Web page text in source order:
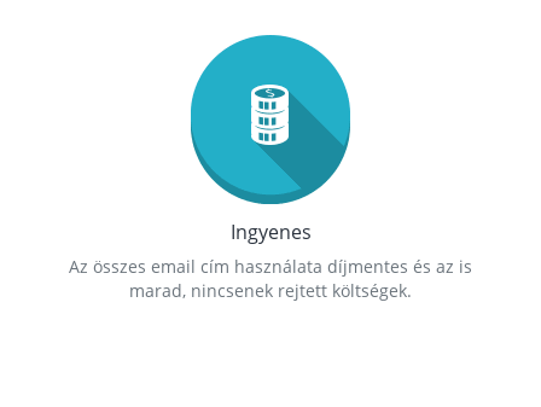
Ingyenes
Az összes email cím használata díjmentes és az is
marad, nincsenek rejtett költségek.